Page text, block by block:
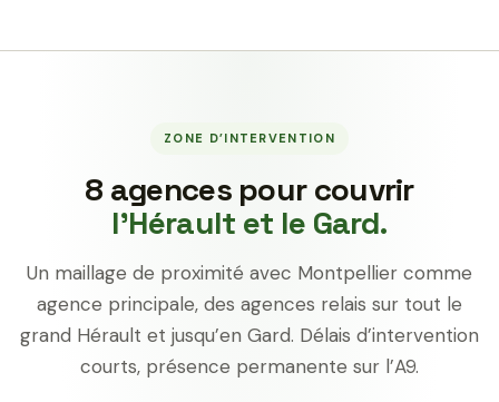
ZONE D’INTERVENTION
8 agences pour couvrir
l’Hérault et le Gard.
Un maillage de proximité avec Montpellier comme
agence principale, des agences relais sur tout le
grand Hérault et jusqu’en Gard. Délais d’intervention
courts, présence permanente sur l’A9.